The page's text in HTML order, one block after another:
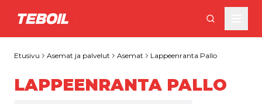
Siirry pääsisältöön
Etusivu Asemat ja palvelut Asemat Lappeenranta Pallo
LAPPEENRANTA PALLO